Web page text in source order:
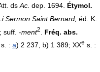
ds Ac. dep. 1694. Étymol.
Sermon Saint Bernard, éd. K.
; suff. -ment2
Fréq. abs.
s. : a) 2 237, b) 1 389; XXe s. :